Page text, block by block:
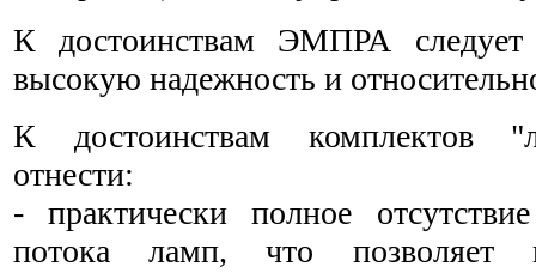
К достоинствам ЭМПРА следует
высокую надежность и
К достоинствам комплектов
отнести:
- практически полное
потока ламп, что позволяет